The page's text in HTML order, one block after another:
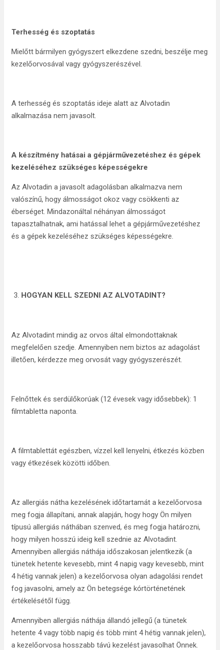
Terhesség és szoptatás
Mielőtt bármilyen gyógyszert elkezdene szedni, beszélje meg
kezelőorvosával vagy gyógyszerészével.
A terhesség és szoptatás ideje alatt az Alvotadin
alkalmazása nem javasolt.
A készítmény hatásai a gépjárművezetéshez és gépek
kezeléséhez szükséges képességekre
Az Alvotadin a javasolt adagolásban alkalmazva nem
valószínű, hogy álmosságot okoz vagy csökkenti az
éberséget. Mindazonáltal néhányan álmosságot
tapasztalhatnak, ami hatással lehet a gépjárművezetéshez
és a gépek kezeléséhez szükséges képességekre.
HOGYAN KELL SZEDNI AZ ALVOTADINT?
Az Alvotadint mindig az orvos által elmondottaknak
megfelelően szedje. Amennyiben nem biztos az adagolást
illetően, kérdezze meg orvosát vagy gyógyszerészét.
Felnőttek és serdülőkorúak (12 évesek vagy idősebbek): 1
filmtabletta naponta.
A filmtablettát egészben, vízzel kell lenyelni, étkezés közben
vagy étkezések közötti időben.
Az allergiás nátha kezelésének időtartamát a kezelőorvosa
meg fogja állapítani, annak alapján, hogy hogy Ön milyen
típusú allergiás náthában szenved, és meg fogja határozni,
hogy milyen hosszú ideig kell szednie az Alvotadint.
Amennyiben allergiás náthája időszakosan jelentkezik (a
tünetek hetente kevesebb, mint 4 napig vagy kevesebb, mint
4 hétig vannak jelen) a kezelőorvosa olyan adagolási rendet
fog javasolni, amely az Ön betegsége kórtörténetének
értékelésétől függ.
Amennyiben allergiás náthája állandó jellegű (a tünetek
hetente 4 vagy több napig és több mint 4 hétig vannak jelen),
a kezelőorvosa hosszabb távú kezelést javasolhat Önnek.